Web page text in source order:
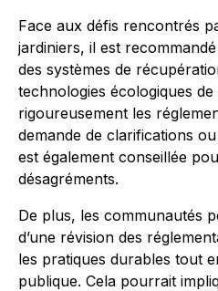
Face aux défis rencontrés
jardiniers, il est
des systèmes de
technologies écologiques
rigoureusement les
demande de clarifications
est également conseillée
désagréments.
De plus, les communautés
d’une révision des
les pratiques durables tout
publique. Cela pourrait